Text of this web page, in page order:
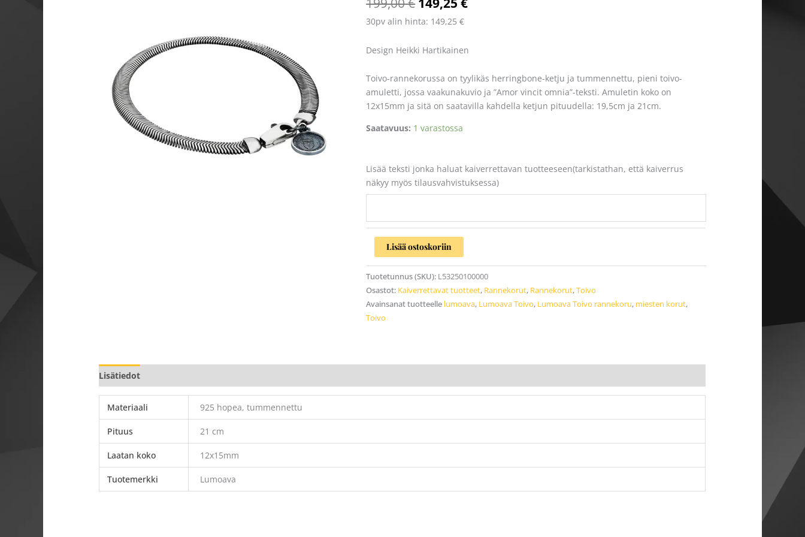
30pv alin hinta: 149,25 €
Design Heikki Hartikainen
Toivo-rannekorussa on tyylikäs herringbone-ketju ja tummennettu, pieni toivo-
amuletti, jossa vaakunakuvio ja ”Amor vincit omnia”-teksti. Amuletin koko on
12x15mm ja sitä on saatavilla kahdella ketjun pituudella: 19,5cm ja 21cm.
Saatavuus: 1 varastossa
Lisää teksti jonka haluat kaiverrettavan tuotteeseen(tarkistathan, että kaiverrus
näkyy myös tilausvahvistuksessa)
määrä
Lisää ostoskoriin
Tuotetunnus (SKU): L53250100000
Osastot: Kaiverrettavat tuotteet, Rannekorut, Rannekorut,Toivo
Avainsanat tuotteelle lumoava, Lumoava Toivo, Lumoava Toivo rannekoru, miesten korut,
Toivo
Lisätiedot
Materiaali 925 hopea, tummennettu
Pituus 21 cm
Laatan koko 12x15mm
Tuotemerkki Lumoava